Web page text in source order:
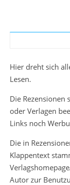
Hier dreht sich
Lesen.
Die Rezensionen
oder Verlagen
Links noch
Die in
Klappentext
Autor zur